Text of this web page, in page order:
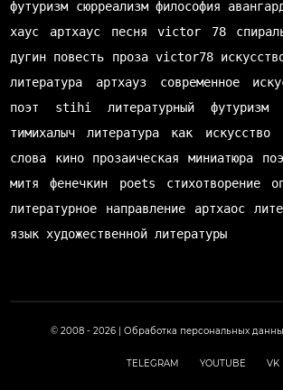
футуризм
сюрреализм философия
хаус
артхаус песня victor 78
дугин повесть проза victor78
литература
артхауз современное
поэт
stihi литературный футуризм
тимихалыч
литература как искусство
слова
кино прозаическая миниатюра
митя фенечкин
poets стихотворение
литературное направление
артхаос
язык художественной литературы
© 2008 - 2026 | Обработка персональных
TELEGRAM YOUTUBE VK